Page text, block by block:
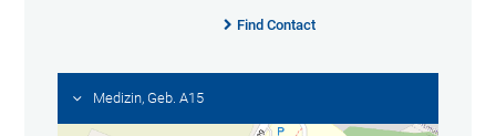
Find Contact
Medizin, Geb. A15